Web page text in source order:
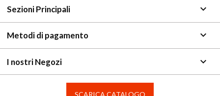
Sezioni Principali keyboard_arrow_down
Metodi di pagamento keyboard_arrow_down
I nostri Negozi keyboard_arrow_down